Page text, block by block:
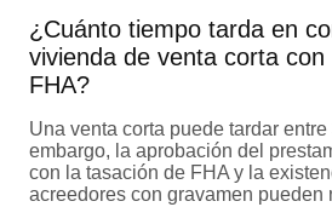
¿Cuánto tiempo tarda en
vivienda de venta corta
FHA?
Una venta corta puede tardar
embargo, la aprobación del
con la tasación de FHA y la
acreedores con gravamen pueden